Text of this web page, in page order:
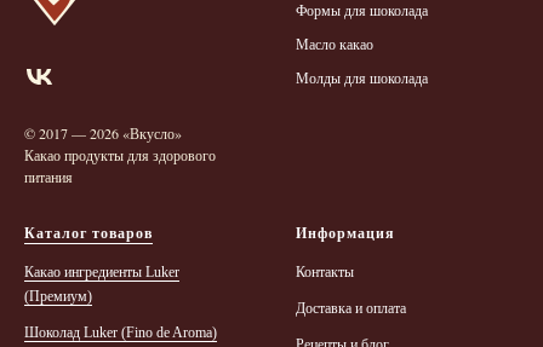
© 2017 — 2026 «Вкусло»
Какао продукты для здорового
питания
Формы для шоколада
Масло какао
Молды для шоколада
Каталог товаров
Какао ингредиенты Luker
(Премиум)
Шоколад Luker (Finо de Aroma)
Информация
Контакты
Доставка и оплата